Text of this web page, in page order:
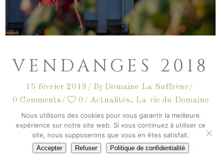
VENDANGES 2018
15 février 2019 By Domaine La Suffrène
0 Comments
0 Actualités, La vie du Domaine
Je vous attends aujourd‘hui à l‘hôtel Le Collectionneur, Paris
8, pour partager & déguster avec vous nos cuvées terroirs,
nos vins Rouges d‘appellation Bandol.“ Valentin Rubio
Nous utilisons des cookies pour vous garantir la meilleure
expérience sur notre site web. Si vous continuez à utiliser ce
site, nous supposerons que vous en êtes satisfait.
Accepter Refuser Politique de confidentialité